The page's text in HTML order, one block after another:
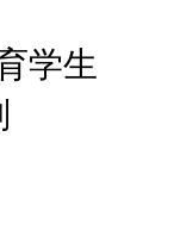
学生